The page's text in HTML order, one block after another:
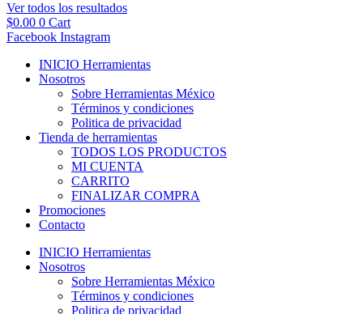
Ver todos los resultados
$0.00 0 Cart
Facebook Instagram
INICIO Herramientas
Nosotros
Sobre Herramientas México
Términos y condiciones
Politica de privacidad
Tienda de herramientas
TODOS LOS PRODUCTOS
MI CUENTA
CARRITO
FINALIZAR COMPRA
Promociones
Contacto
INICIO Herramientas
Nosotros
Sobre Herramientas México
Términos y condiciones
Politica de privacidad